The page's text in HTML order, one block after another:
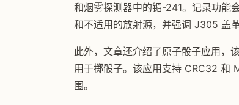
和烟雾探测器中的镅-241。记录功能
和不适用的放射源，并强调 J305 盖
此外，文章还介绍了原子骰子应用，
用于掷骰子。该应用支持 CRC32 和
围。